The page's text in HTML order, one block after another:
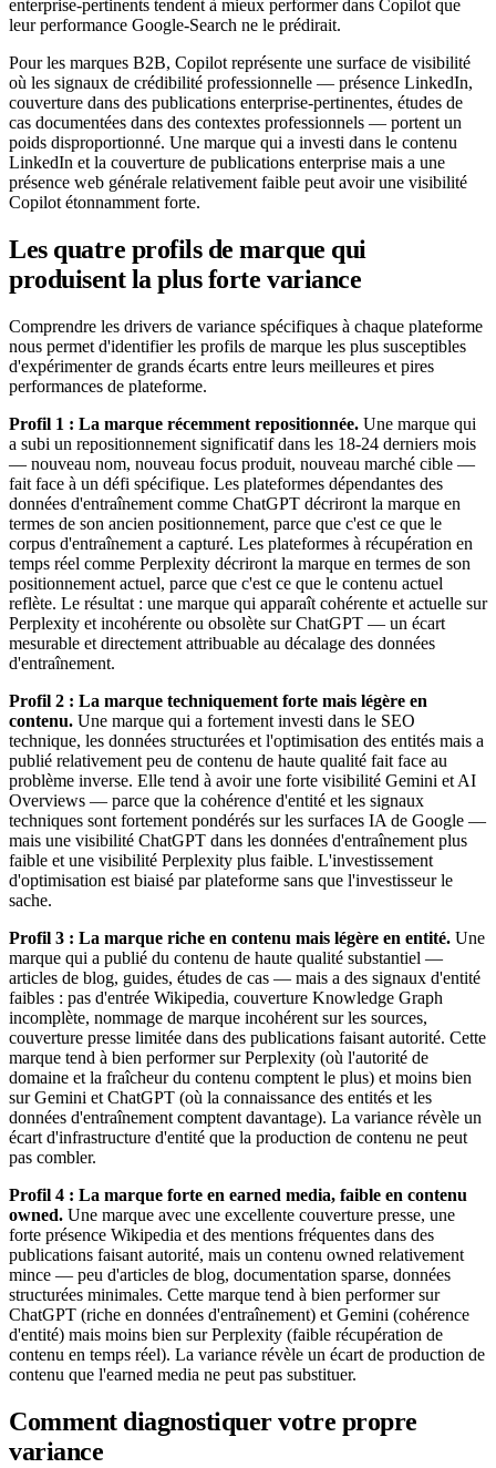
enterprise-pertinents tendent à mieux performer dans Copilot que
leur performance Google-Search ne le prédirait.
Pour les marques B2B, Copilot représente une surface de visibilité
où les signaux de crédibilité professionnelle — présence LinkedIn,
couverture dans des publications enterprise-pertinentes, études de
cas documentées dans des contextes professionnels — portent un
poids disproportionné. Une marque qui a investi dans le contenu
LinkedIn et la couverture de publications enterprise mais a une
présence web générale relativement faible peut avoir une visibilité
Copilot étonnamment forte.
Les quatre profils de marque qui
produisent la plus forte variance
Comprendre les drivers de variance spécifiques à chaque plateforme
nous permet d'identifier les profils de marque les plus susceptibles
d'expérimenter de grands écarts entre leurs meilleures et pires
performances de plateforme.
Profil 1 : La marque récemment repositionnée. Une marque qui
a subi un repositionnement significatif dans les 18-24 derniers mois
— nouveau nom, nouveau focus produit, nouveau marché cible —
fait face à un défi spécifique. Les plateformes dépendantes des
données d'entraînement comme ChatGPT décriront la marque en
termes de son ancien positionnement, parce que c'est ce que le
corpus d'entraînement a capturé. Les plateformes à récupération en
temps réel comme Perplexity décriront la marque en termes de son
positionnement actuel, parce que c'est ce que le contenu actuel
reflète. Le résultat : une marque qui apparaît cohérente et actuelle sur
Perplexity et incohérente ou obsolète sur ChatGPT — un écart
mesurable et directement attribuable au décalage des données
d'entraînement.
Profil 2 : La marque techniquement forte mais légère en
contenu. Une marque qui a fortement investi dans le SEO
technique, les données structurées et l'optimisation des entités mais a
publié relativement peu de contenu de haute qualité fait face au
problème inverse. Elle tend à avoir une forte visibilité Gemini et AI
Overviews — parce que la cohérence d'entité et les signaux
techniques sont fortement pondérés sur les surfaces IA de Google —
mais une visibilité ChatGPT dans les données d'entraînement plus
faible et une visibilité Perplexity plus faible. L'investissement
d'optimisation est biaisé par plateforme sans que l'investisseur le
sache.
Profil 3 : La marque riche en contenu mais légère en entité. Une
marque qui a publié du contenu de haute qualité substantiel —
articles de blog, guides, études de cas — mais a des signaux d'entité
faibles : pas d'entrée Wikipedia, couverture Knowledge Graph
incomplète, nommage de marque incohérent sur les sources,
couverture presse limitée dans des publications faisant autorité. Cette
marque tend à bien performer sur Perplexity (où l'autorité de
domaine et la fraîcheur du contenu comptent le plus) et moins bien
sur Gemini et ChatGPT (où la connaissance des entités et les
données d'entraînement comptent davantage). La variance révèle un
écart d'infrastructure d'entité que la production de contenu ne peut
pas combler.
Profil 4 : La marque forte en earned media, faible en contenu
owned. Une marque avec une excellente couverture presse, une
forte présence Wikipedia et des mentions fréquentes dans des
publications faisant autorité, mais un contenu owned relativement
mince — peu d'articles de blog, documentation sparse, données
structurées minimales. Cette marque tend à bien performer sur
ChatGPT (riche en données d'entraînement) et Gemini (cohérence
d'entité) mais moins bien sur Perplexity (faible récupération de
contenu en temps réel). La variance révèle un écart de production de
contenu que l'earned media ne peut pas substituer.
Comment diagnostiquer votre propre
variance